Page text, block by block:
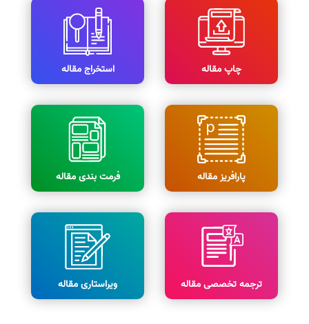
چاپ مقاله استخراج مقاله
پارافریز مقاله فرمت بندی مقاله
ترجمه تخصصی مقاله ویراستاری مقاله